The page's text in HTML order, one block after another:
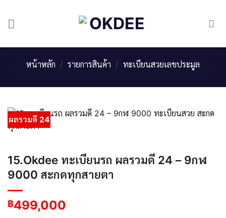
content
หน้าหลัก / รายการสินค้า / ทะเบียนสวยเลขประมูล
ผลรวมดี 24
15.Okdee ทะเบียนรถ ผลรวมดี 24 – 9กฬ
9000 สะกดทุกสายตา
฿499,000